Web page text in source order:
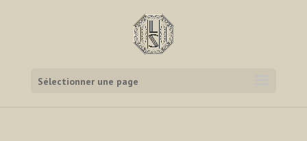
Sélectionner une page